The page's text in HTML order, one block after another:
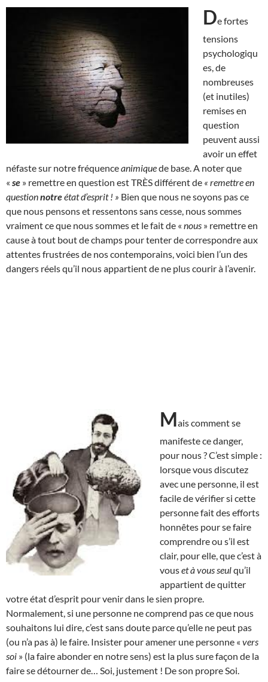
De fortes
tensions
psychologiqu
es, de
nombreuses
(et inutiles)
remises en
question
peuvent aussi
avoir un effet
néfaste sur notre fréquenceanimiquede base. A noter que
« se » remettre en question est TRÈS différent de « remettre en
questionnotreétat d’esprit ! » Bien que nous ne soyons pas ce
que nous pensons et ressentons sans cesse, nous sommes
vraiment ce que nous sommes et le fait de « nous » remettre en
cause à tout bout de champs pour tenter de correspondre aux
attentes frustrées de nos contemporains, voici bien l’un des
dangers réels qu’il nous appartient de ne plus courir à l’avenir.
Mais comment se
manifeste ce danger,
pour nous ? C’est simple :
lorsque vous discutez
avec une personne, il est
facile de vérifier si cette
personne fait des efforts
honnêtes pour se faire
comprendre ou s’il est
clair, pour elle, que c’est à
vouset à vous seulqu’il
appartient de quitter
votre état d’esprit pour venir dans le sien propre.
Normalement, si une personne ne comprend pas ce que nous
souhaitons lui dire, c’est sans doute parce qu’elle ne peut pas
(ou n’a pas à) le faire. Insister pour amener une personne « vers
soi » (la faire abonder en notre sens) est la plus sure façon de la
faire se détourner de… Soi, justement ! De son propre Soi.